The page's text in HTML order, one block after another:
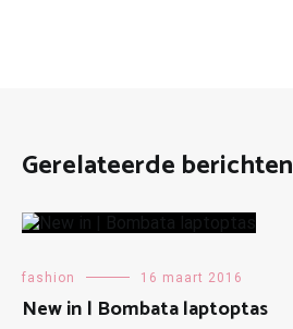
Gerelateerde berichten
fashion 16 maart 2016
New in | Bombata laptoptas